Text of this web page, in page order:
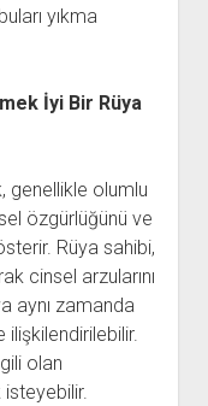
yıkma
İyi Bir Rüya
genellikle olumlu
özgürlüğünü ve
Rüya sahibi,
cinsel arzularını
aynı zamanda
ilişkilendirilebilir.
olan
isteyebilir.